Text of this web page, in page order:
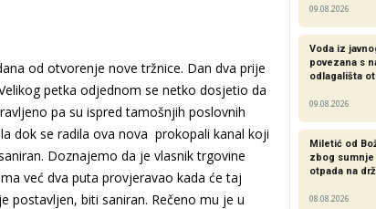
od otvorenje nove tržnice. Dan dva prije
petka odjednom se netko dosjetio da
pa su ispred tamošnjih poslovnih
dok se radila ova nova prokopali kanal koji
Doznajemo da je vlasnik trgovine
već dva puta provjeravao kada će taj
postavljen, biti saniran. Rečeno mu je u
09.08.2026
Voda iz
povezana s
odlagališta
09.08.2026
Miletić od
zbog
otpada na
08.08.2026